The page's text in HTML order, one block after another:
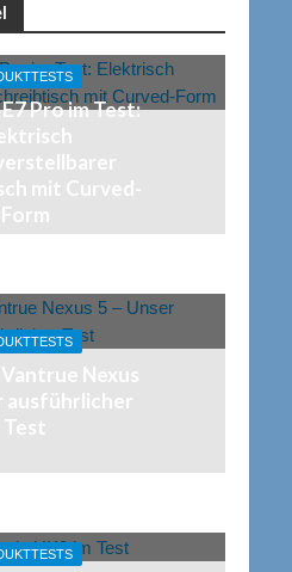
Pro im Test:
mit Curved-
Form
Nexus
ausführlicher
Test